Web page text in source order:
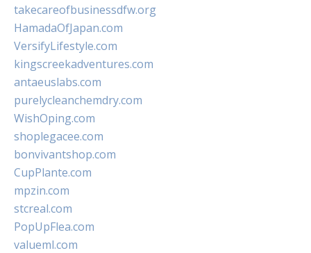
takecareofbusinessdfw.org
HamadaOfJapan.com
VersifyLifestyle.com
kingscreekadventures.com
antaeuslabs.com
purelycleanchemdry.com
WishOping.com
shoplegacee.com
bonvivantshop.com
CupPlante.com
mpzin.com
stcreal.com
PopUpFlea.com
valueml.com